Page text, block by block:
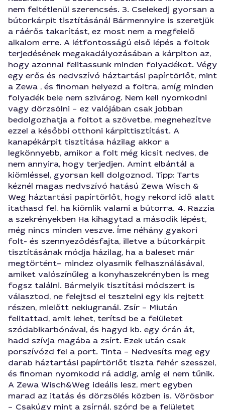
nem feltétlenül szerencsés. 3. Cselekedj gyorsan a
bútorkárpit tisztításánál Bármennyire is szeretjük
a ráérős takarítást, ez most nem a megfelelő
alkalom erre. A létfontosságú első lépés a foltok
terjedésének megakadályozásában a kárpiton az,
hogy azonnal felitassunk minden folyadékot. Végy
egy erős és nedvszívó háztartási papírtörlőt, mint
a Zewa , és finoman helyezd a foltra, amíg minden
folyadék bele nem szivárog. Nem kell nyomkodni
vagy dörzsölni – ez valójában csak jobban
bedolgozhatja a foltot a szövetbe, megnehezítve
ezzel a későbbi otthoni kárpittisztítást. A
kanapékárpit tisztítása házilag akkor a
legkönnyebb, amikor a folt még kicsit nedves, de
nem annyira, hogy terjedjen. Amint elbántál a
kiömléssel, gyorsan kell dolgoznod. Tipp: Tarts
kéznél magas nedvszívó hatású Zewa Wisch &
Weg háztartási papírtörlőt, hogy rekord idő alatt
itathasd fel, ha kiömlik valami a bútorra. 4. Razzia
a szekrényekben Ha kihagytad a második lépést,
még nincs minden veszve. Íme néhány gyakori
folt- és szennyeződésfajta, illetve a bútorkárpit
tisztításának módja házilag, ha a baleset már
megtörtént– mindez olyasmik felhasználásával,
amiket valószínűleg a konyhaszekrényben is meg
fogsz találni. Bármelyik tisztítási módszert is
választod, ne felejtsd el tesztelni egy kis rejtett
részen, mielőtt nekiugranál. Zsír – Miután
felitattad, amit lehet, terítsd be a felületet
szódabikarbónával, és hagyd kb. egy órán át,
hadd szívja magába a zsírt. Ezek után csak
porszívózd fel a port. Tinta – Nedvesíts meg egy
darab háztartási papírtörlőt tiszta fehér szesszel,
és finoman nyomkodd rá addig, amíg el nem tűnik.
A Zewa Wisch&Weg ideális lesz, mert egyben
marad az itatás és dörzsölés közben is. Vörösbor
– Csakúgy mint a zsírnál, szórd be a felületet